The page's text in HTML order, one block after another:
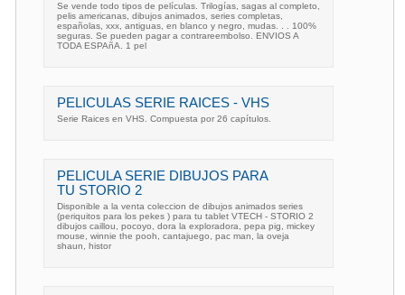
Se vende todo tipos de películas. Trilogías, sagas al completo,
pelis americanas, dibujos animados, series completas,
españolas, xxx, antiguas, en blanco y negro, mudas. . . 100%
seguras. Se pueden pagar a contrareembolso. ENVIOS A
TODA ESPAñA. 1 pel
PELICULAS SERIE RAICES - VHS
Serie Raices en VHS. Compuesta por 26 capítulos.
PELICULA SERIE DIBUJOS PARA
TU STORIO 2
Disponible a la venta coleccion de dibujos animados series
(periquitos para los pekes ) para tu tablet VTECH - STORIO 2
dibujos caillou, pocoyo, dora la exploradora, pepa pig, mickey
mouse, winnie the pooh, cantajuego, pac man, la oveja
shaun, histor